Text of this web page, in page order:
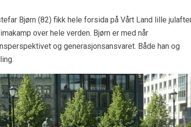
Bjørn (82) fikk hele forsida på Vårt Land lille
over hele verden. Bjørn er med når
og generasjonsansvaret. Både han og